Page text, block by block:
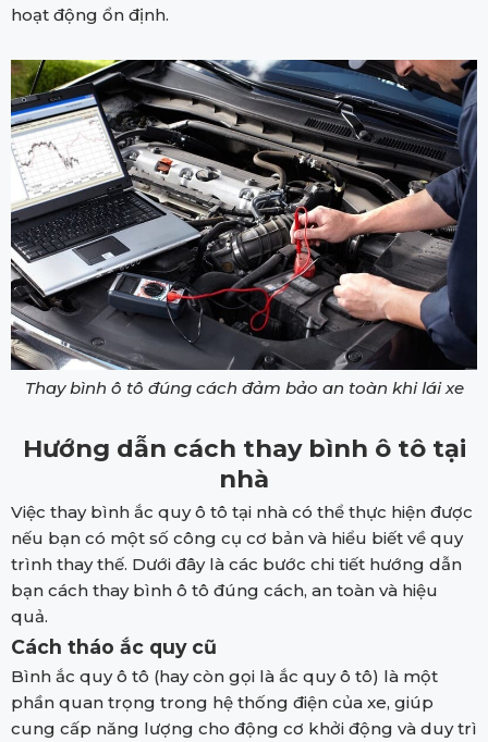
hoạt động ổn định.
Thay bình ô tô đúng cách đảm bảo an toàn khi lái xe
Hướng dẫn cách thay bình ô tô tại
nhà
Việc thay bình ắc quy ô tô tại nhà có thể thực hiện được
nếu bạn có một số công cụ cơ bản và hiểu biết về quy
trình thay thế. Dưới đây là các bước chi tiết hướng dẫn
bạn cách thay bình ô tô đúng cách, an toàn và hiệu
quả.
Cách tháo ắc quy cũ
Bình ắc quy ô tô (hay còn gọi là ắc quy ô tô) là một
phần quan trọng trong hệ thống điện của xe, giúp
cung cấp năng lượng cho động cơ khởi động và duy trì